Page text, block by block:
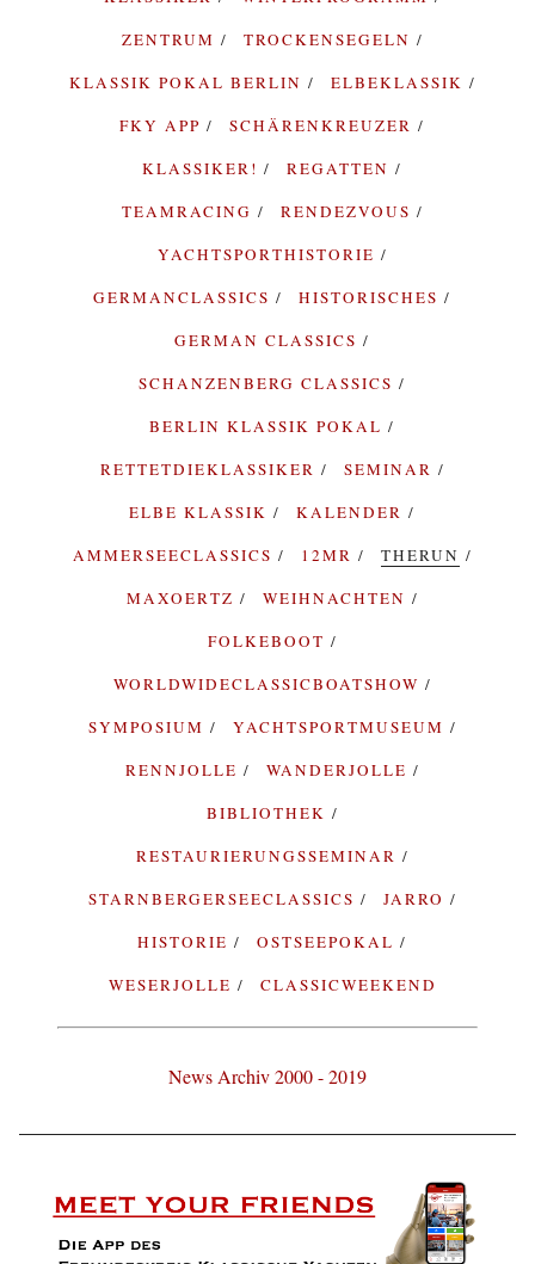
ZENTRUM
TROCKENSEGELN
KLASSIK POKAL BERLIN
ELBEKLASSIK
FKY APP
SCHÄRENKREUZER
KLASSIKER!
REGATTEN
TEAMRACING
RENDEZVOUS
YACHTSPORTHISTORIE
GERMANCLASSICS
HISTORISCHES
GERMAN CLASSICS
SCHANZENBERG CLASSICS
BERLIN KLASSIK POKAL
RETTETDIEKLASSIKER
SEMINAR
ELBE KLASSIK
KALENDER
AMMERSEECLASSICS
12MR
THERUN
MAXOERTZ
WEIHNACHTEN
FOLKEBOOT
WORLDWIDECLASSICBOATSHOW
SYMPOSIUM
YACHTSPORTMUSEUM
RENNJOLLE
WANDERJOLLE
BIBLIOTHEK
RESTAURIERUNGSSEMINAR
STARNBERGERSEECLASSICS
JARRO
HISTORIE
OSTSEEPOKAL
WESERJOLLE
CLASSICWEEKEND
News Archiv 2000 - 2019